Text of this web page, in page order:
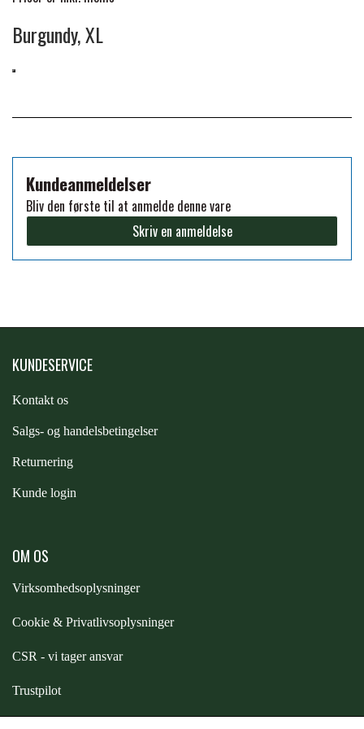
PREMIER EQUINE KØLETERAPI
PREMIER EQUINE RYTTER
NAF
PHARMACARE
RACING TACK
STUD MUFFIN
WALSH
Burgundy, XL
Kundeanmeldelser
Bliv den første til at anmelde denne vare
Skriv en anmeldelse
KUNDESERVICE
Kontakt os
Salgs- og handelsbetingelser
Returnering
Kunde login
OM OS
Virksomhedsoplysninger
Cookie & Privatlivsoplysninger
CSR - vi tager ansvar
Trustpilot